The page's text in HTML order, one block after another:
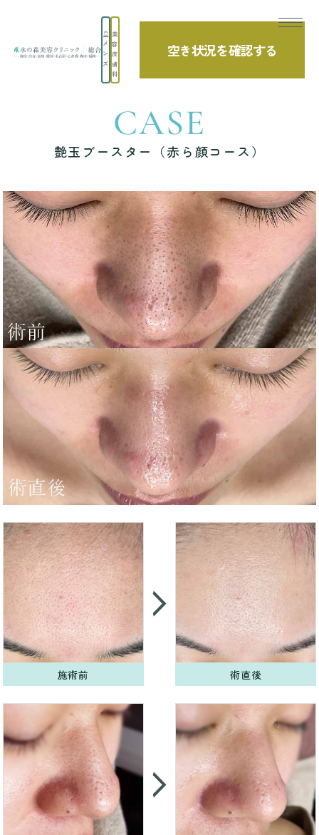
メ
ン
ズ
美
容
皮
膚
科
空き状況を確認する
TOP 症例写真 艶玉ブースター（赤ら顔コース）
CASE
艶玉ブースター（赤ら顔コース）
施術前 術直後